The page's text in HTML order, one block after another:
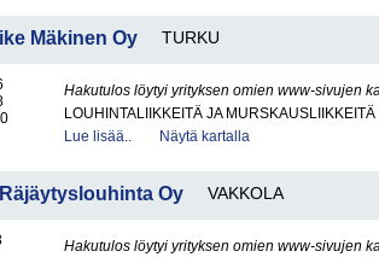
Mäkinen Oy TURKU
Hakutulos löytyi yrityksen omien www-sivujen
LOUHINTALIIKKEITÄ JA MURSKAUSLIIKKEITÄ
Lue lisää..
Näytä kartalla
Oy VAKKOLA
Hakutulos löytyi yrityksen omien www-sivujen